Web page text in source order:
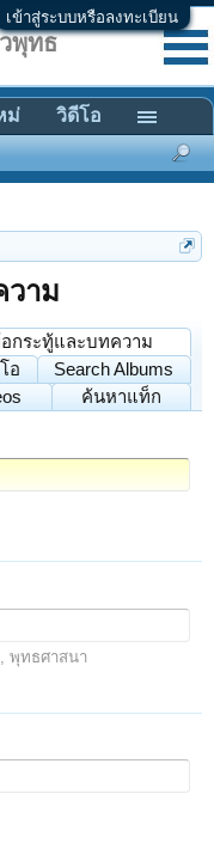
เข้าสู่ระบบหรือลงทะเบียน
าม
กระทู้และบทความ
อ
Search Albums
ค้นหาแท็ก
ยจุลภาค เช่น พลังจิต, พุทธศาสนา
พุทธ
ม่ วิดีโอ